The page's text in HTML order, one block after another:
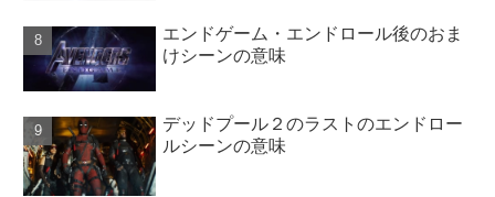
エンドゲーム・エンドロール後のおま
けシーンの意味
デッドプール２のラストのエンドロー
ルシーンの意味